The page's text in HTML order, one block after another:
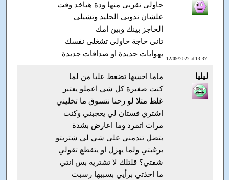
12/09/2022 at 13:37
حاولى تقربى منها ودة هياخد وقت
علشان ندوبى الجليد وتشيلى
الحاجز بينك وبين امك
تانى حاجة حاولى تشغلى نفسك
بهوايات جديدة او صداقات جديدة
ليليا
ماما احسها تضغط عليا من لما
كنت صغيرة كل شي اعملو يعتبر
غلط مثلا لو رحنا نتسوق ما تخليني
اشتري فستان لي يعجبني وكنت
مرات اتمرد وما اعارض بشدة
بتضل تندمني على شي لي شتريتو
برغبتي ولما يهزل او يتقطع تقولي
شفتي؟ قلتلك لا تشتريه بس انتي
ما اخذتي برأيي بسببها رسبت